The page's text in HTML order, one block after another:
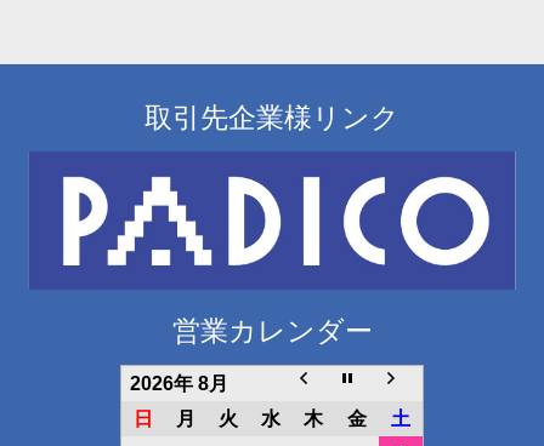
取引先企業様リンク
営業カレンダー
2026年 8月
日
月 火 水 木 金
土